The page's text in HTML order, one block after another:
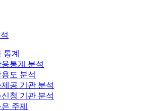
통계
통계 분석
도 분석
공 기관 분석
청 기관 분석
주제